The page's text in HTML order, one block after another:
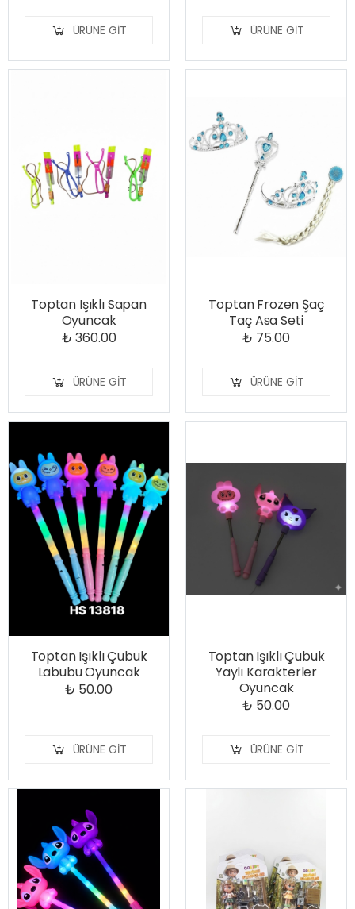
ÜRÜNE GIT ÜRÜNE GIT
Toptan Işıklı Sapan
Oyuncak
₺ 360.00
ÜRÜNE GIT
Toptan Frozen Şaç
Taç Asa Seti
₺ 75.00
ÜRÜNE GIT
Toptan Işıklı Çubuk
Labubu Oyuncak
₺ 50.00
ÜRÜNE GIT
Toptan Işıklı Çubuk
Yaylı Karakterler
Oyuncak
₺ 50.00
ÜRÜNE GIT